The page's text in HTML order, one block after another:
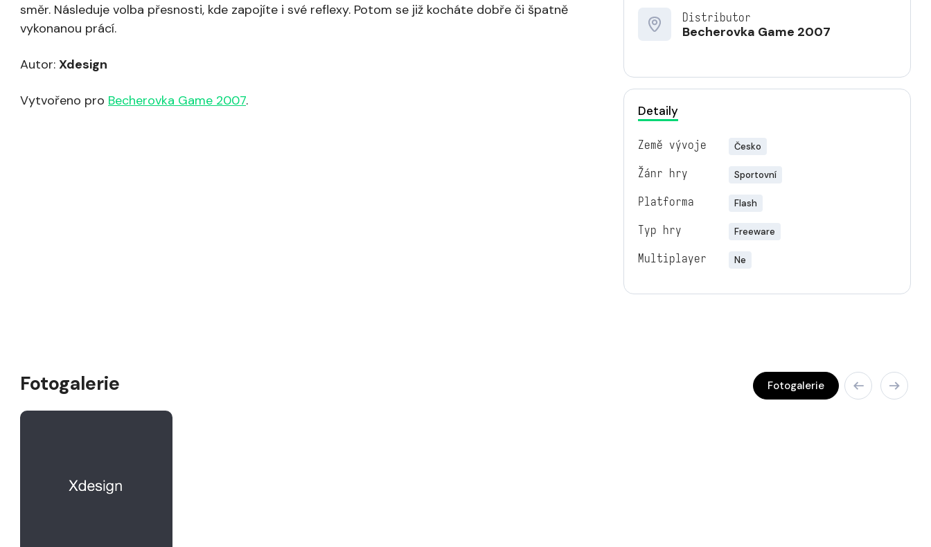
Distributor
Becherovka Game 2007
Detaily
Země vývoje Česko
Žánr hry Sportovní
Platforma Flash
Typ hry Freeware
Multiplayer Ne
směr. Následuje volba přesnosti, kde zapojíte i své reflexy. Potom se již kocháte dobře či špatně
vykonanou prácí.
Autor:Xdesign
Vytvořeno pro Becherovka Game 2007.
Fotogalerie Fotogalerie